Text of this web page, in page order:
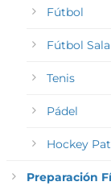
Fútbol
Fútbol Sala
Tenis
Pádel
Hockey
Preparación